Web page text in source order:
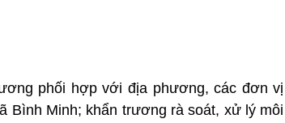
phối hợp với địa phương, các đơn vị
Bình Minh; khẩn trương rà soát, xử lý môi